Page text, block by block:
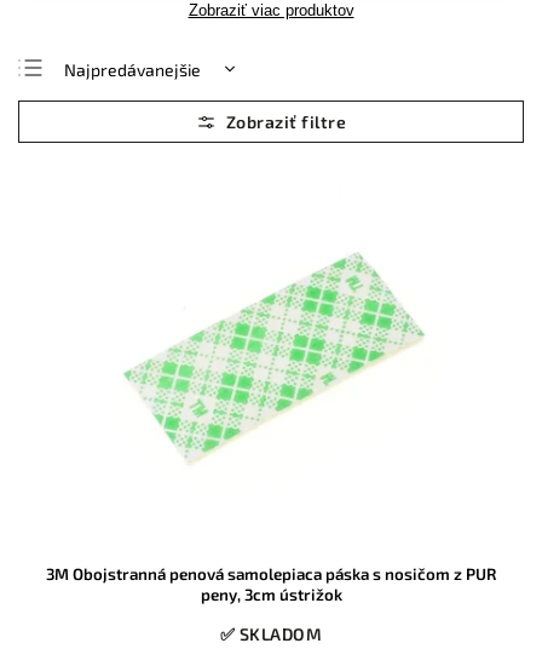
Zobraziť viac produktov
Najpredávanejšie
Najlacnejšie
Najdrahšie
3M Obojstranná penová samolepiaca páska s nosičom z PUR
peny, 3cm ústrižok
✅ SKLADOM